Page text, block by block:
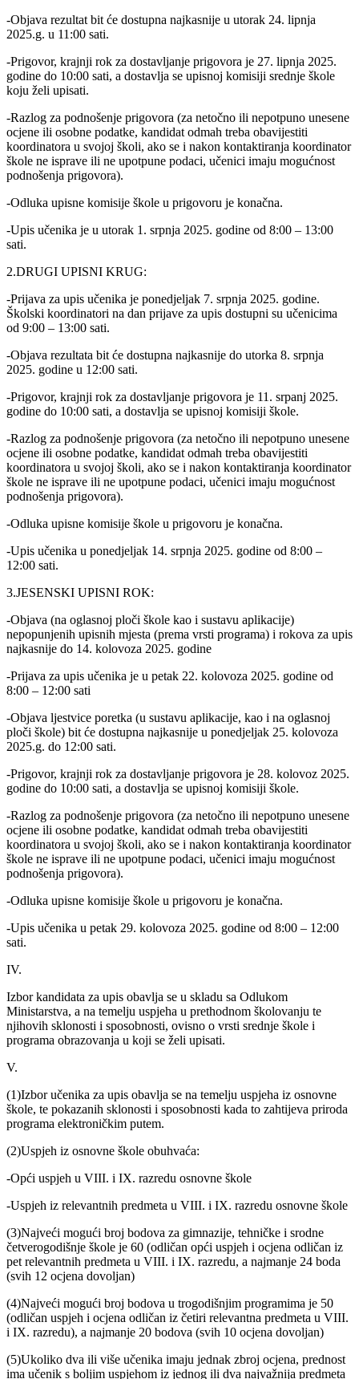
-Objava rezultat bit će dostupna najkasnije u utorak 24. lipnja
2025.g. u 11:00 sati.
-Prigovor, krajnji rok za dostavljanje prigovora je 27. lipnja 2025.
godine do 10:00 sati, a dostavlja se upisnoj komisiji srednje škole
koju želi upisati.
-Razlog za podnošenje prigovora (za netočno ili nepotpuno unesene
ocjene ili osobne podatke, kandidat odmah treba obavijestiti
koordinatora u svojoj školi, ako se i nakon kontaktiranja koordinator
škole ne isprave ili ne upotpune podaci, učenici imaju mogućnost
podnošenja prigovora).
-Odluka upisne komisije škole u prigovoru je konačna.
-Upis učenika je u utorak 1. srpnja 2025. godine od 8:00 – 13:00
sati.
2.DRUGI UPISNI KRUG:
-Prijava za upis učenika je ponedjeljak 7. srpnja 2025. godine.
Školski koordinatori na dan prijave za upis dostupni su učenicima
od 9:00 – 13:00 sati.
-Objava rezultata bit će dostupna najkasnije do utorka 8. srpnja
2025. godine u 12:00 sati.
-Prigovor, krajnji rok za dostavljanje prigovora je 11. srpanj 2025.
godine do 10:00 sati, a dostavlja se upisnoj komisiji škole.
-Razlog za podnošenje prigovora (za netočno ili nepotpuno unesene
ocjene ili osobne podatke, kandidat odmah treba obavijestiti
koordinatora u svojoj školi, ako se i nakon kontaktiranja koordinator
škole ne isprave ili ne upotpune podaci, učenici imaju mogućnost
podnošenja prigovora).
-Odluka upisne komisije škole u prigovoru je konačna.
-Upis učenika u ponedjeljak 14. srpnja 2025. godine od 8:00 –
12:00 sati.
3.JESENSKI UPISNI ROK:
-Objava (na oglasnoj ploči škole kao i sustavu aplikacije)
nepopunjenih upisnih mjesta (prema vrsti programa) i rokova za upis
najkasnije do 14. kolovoza 2025. godine
-Prijava za upis učenika je u petak 22. kolovoza 2025. godine od
8:00 – 12:00 sati
-Objava ljestvice poretka (u sustavu aplikacije, kao i na oglasnoj
ploči škole) bit će dostupna najkasnije u ponedjeljak 25. kolovoza
2025.g. do 12:00 sati.
-Prigovor, krajnji rok za dostavljanje prigovora je 28. kolovoz 2025.
godine do 10:00 sati, a dostavlja se upisnoj komisiji škole.
-Razlog za podnošenje prigovora (za netočno ili nepotpuno unesene
ocjene ili osobne podatke, kandidat odmah treba obavijestiti
koordinatora u svojoj školi, ako se i nakon kontaktiranja koordinator
škole ne isprave ili ne upotpune podaci, učenici imaju mogućnost
podnošenja prigovora).
-Odluka upisne komisije škole u prigovoru je konačna.
-Upis učenika u petak 29. kolovoza 2025. godine od 8:00 – 12:00
sati.
IV.
Izbor kandidata za upis obavlja se u skladu sa Odlukom
Ministarstva, a na temelju uspjeha u prethodnom školovanju te
njihovih sklonosti i sposobnosti, ovisno o vrsti srednje škole i
programa obrazovanja u koji se želi upisati.
V.
(1)Izbor učenika za upis obavlja se na temelju uspjeha iz osnovne
škole, te pokazanih sklonosti i sposobnosti kada to zahtijeva priroda
programa elektroničkim putem.
(2)Uspjeh iz osnovne škole obuhvaća:
-Opći uspjeh u VIII. i IX. razredu osnovne škole
-Uspjeh iz relevantnih predmeta u VIII. i IX. razredu osnovne škole
(3)Najveći mogući broj bodova za gimnazije, tehničke i srodne
četverogodišnje škole je 60 (odličan opći uspjeh i ocjena odličan iz
pet relevantnih predmeta u VIII. i IX. razredu, a najmanje 24 boda
(svih 12 ocjena dovoljan)
(4)Najveći mogući broj bodova u trogodišnjim programima je 50
(odličan uspjeh i ocjena odličan iz četiri relevantna predmeta u VIII.
i IX. razredu), a najmanje 20 bodova (svih 10 ocjena dovoljan)
(5)Ukoliko dva ili više učenika imaju jednak zbroj ocjena, prednost
ima učenik s boljim uspjehom iz jednog ili dva najvažnija predmeta